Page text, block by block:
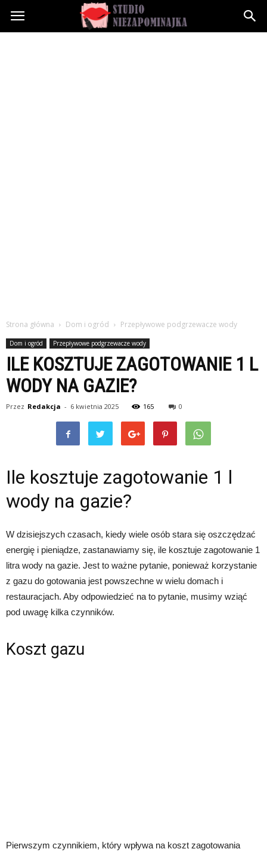
Studioniezapominajka.pl
Strona główna Dom i ogród Przepływowe podgrzewacze wody
Dom i ogród Przepływowe podgrzewacze wody
ILE KOSZTUJE ZAGOTOWANIE 1 L
WODY NA GAZIE?
Przez Redakcja - 6 kwietnia 2025 165 0
Ile kosztuje zagotowanie 1 l
wody na gazie?
W dzisiejszych czasach, kiedy wiele osób stara się oszczędzać
energię i pieniądze, zastanawiamy się, ile kosztuje zagotowanie 1
litra wody na gazie. Jest to ważne pytanie, ponieważ korzystanie
z gazu do gotowania jest powszechne w wielu domach i
restauracjach. Aby odpowiedzieć na to pytanie, musimy wziąć
pod uwagę kilka czynników.
Koszt gazu
Pierwszym czynnikiem, który wpływa na koszt zagotowania